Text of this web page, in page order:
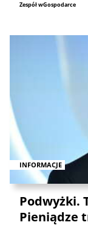
Zespół wGospodarce
INFORMACJE
Podwyżki.
Pieniądze